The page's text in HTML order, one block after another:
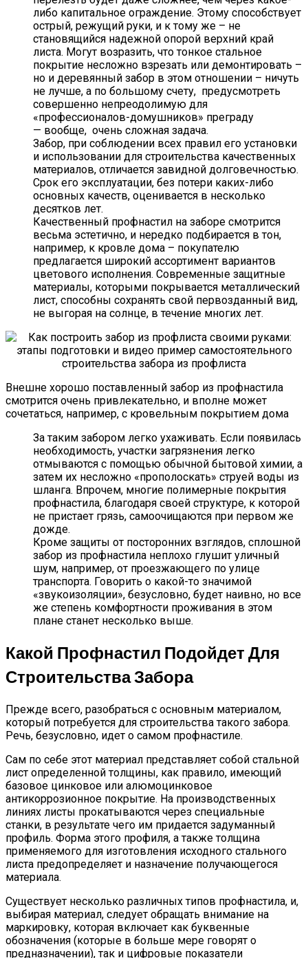
либо капитальное ограждение. Этому способствует
острый, режущий руки, и к тому же – не
становящийся надежной опорой верхний край
листа. Могут возразить, что тонкое стальное
покрытие несложно взрезать или демонтировать –
но и деревянный забор в этом отношении – ничуть
не лучше, а по большому счету, предусмотреть
совершенно непреодолимую для
«профессионалов-домушников» преграду
— вообще, очень сложная задача.
Забор, при соблюдении всех правил его установки
и использовании для строительства качественных
материалов, отличается завидной долговечностью.
Срок его эксплуатации, без потери каких-либо
основных качеств, оценивается в несколько
десятков лет.
Качественный профнастил на заборе смотрится
весьма эстетично, и нередко подбирается в тон,
например, к кровле дома – покупателю
предлагается широкий ассортимент вариантов
цветового исполнения. Современные защитные
материалы, которыми покрывается металлический
лист, способны сохранять свой первозданный вид,
не выгорая на солнце, в течение многих лет.
Внешне хорошо поставленный забор из профнастила
смотрится очень привлекательно, и вполне может
сочетаться, например, с кровельным покрытием дома
За таким забором легко ухаживать. Если появилась
необходимость, участки загрязнения легко
отмываются с помощью обычной бытовой химии, а
затем их несложно «прополоскать» струей воды из
шланга. Впрочем, многие полимерные покрытия
профнастила, благодаря своей структуре, к которой
не пристает грязь, самоочищаются при первом же
дожде.
Кроме защиты от посторонних взглядов, сплошной
забор из профнастила неплохо глушит уличный
шум, например, от проезжающего по улице
транспорта. Говорить о какой-то значимой
«звукоизоляции», безусловно, будет наивно, но все
же степень комфортности проживания в этом
плане станет несколько выше.
Какой Профнастил Подойдет Для
Строительства Забора
Прежде всего, разобраться с основным материалом,
который потребуется для строительства такого забора.
Речь, безусловно, идет о самом профнастиле.
Сам по себе этот материал представляет собой стальной
лист определенной толщины, как правило, имеющий
базовое цинковое или алюмоцинковое
антикоррозионное покрытие. На производственных
линиях листы прокатываются через специальные
станки, в результате чего им придается задуманный
профиль. Форма этого профиля, а также толщина
применяемого для изготовления исходного стального
листа предопределяет и назначение получающегося
материала.
Существует несколько различных типов профнастила, и,
выбирая материал, следует обращать внимание на
маркировку, которая включает как буквенные
обозначения (которые в больше мере говорят о
предназначении), так и цифровые показатели